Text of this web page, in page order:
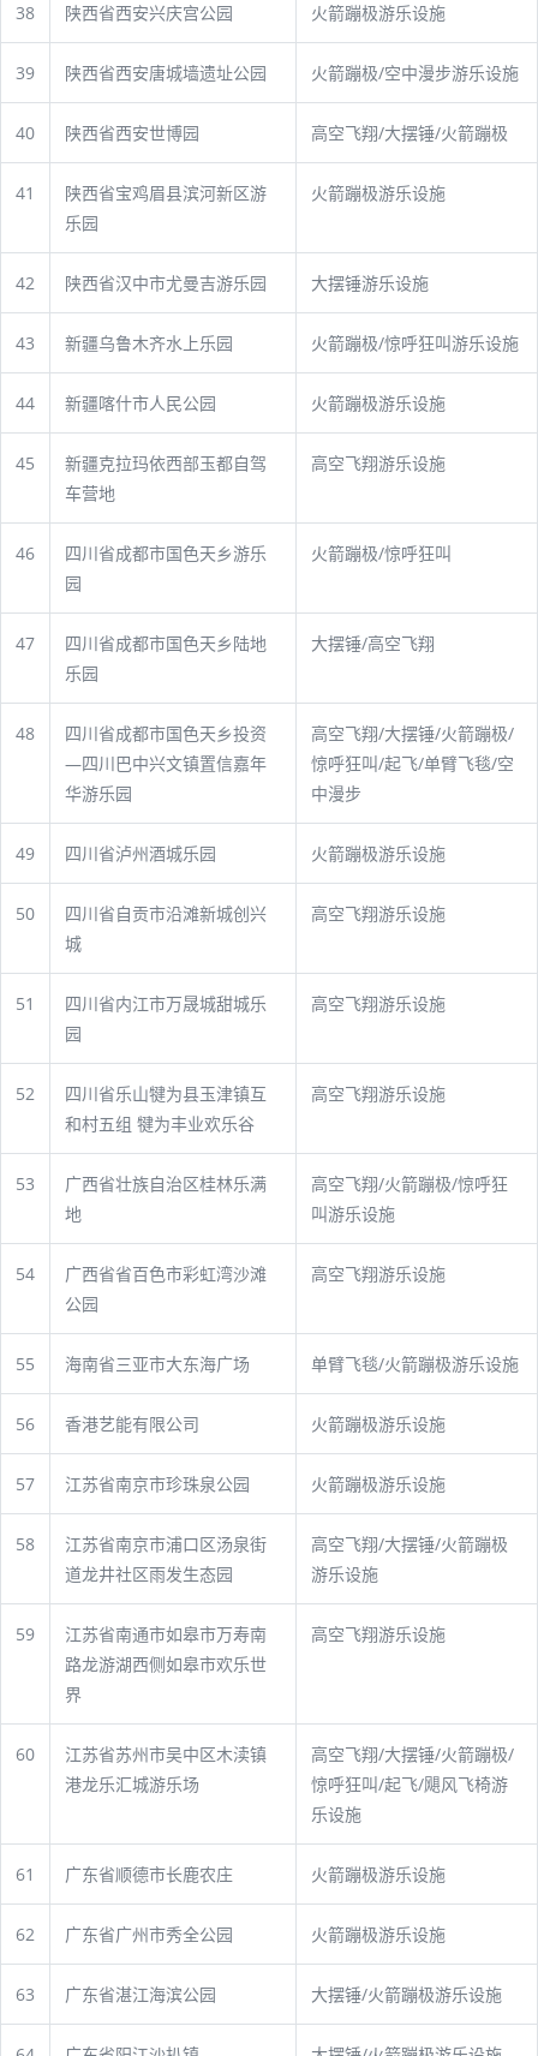
38 陕西省西安兴庆宫公园 火箭蹦极游乐设施
39 陕西省西安唐城墙遗址公园 火箭蹦极/空中漫步游乐设施
40 陕西省西安世博园 高空飞翔/大摆锤/火箭蹦极
41
陕西省宝鸡眉县滨河新区游
乐园
火箭蹦极游乐设施
42 陕西省汉中市尤曼吉游乐园 大摆锤游乐设施
43 新疆乌鲁木齐水上乐园 火箭蹦极/惊呼狂叫游乐设施
44 新疆喀什市人民公园 火箭蹦极游乐设施
45
新疆克拉玛依西部玉都自驾
车营地
高空飞翔游乐设施
46
四川省成都市国色天乡游乐
园
火箭蹦极/惊呼狂叫
47
四川省成都市国色天乡陆地
乐园
大摆锤/高空飞翔
48
四川省成都市国色天乡投资
—四川巴中兴文镇置信嘉年
华游乐园
高空飞翔/大摆锤/火箭蹦极/
惊呼狂叫/起飞/单臂飞毯/空
中漫步
49 四川省泸州酒城乐园 火箭蹦极游乐设施
50
四川省自贡市沿滩新城创兴
城
高空飞翔游乐设施
51
四川省内江市万晟城甜城乐
园
高空飞翔游乐设施
52
四川省乐山犍为县玉津镇互
和村五组 犍为丰业欢乐谷
高空飞翔游乐设施
53
广西省壮族自治区桂林乐满
地
高空飞翔/火箭蹦极/惊呼狂
叫游乐设施
54
广西省省百色市彩虹湾沙滩
公园
高空飞翔游乐设施
55 海南省三亚市大东海广场 单臂飞毯/火箭蹦极游乐设施
56 香港艺能有限公司 火箭蹦极游乐设施
57 江苏省南京市珍珠泉公园 火箭蹦极游乐设施
58
江苏省南京市浦口区汤泉街
道龙井社区雨发生态园
高空飞翔/大摆锤/火箭蹦极
游乐设施
59
江苏省南通市如皋市万寿南
路龙游湖西侧如皋市欢乐世
界
高空飞翔游乐设施
60
江苏省苏州市吴中区木渎镇
港龙乐汇城游乐场
高空飞翔/大摆锤/火箭蹦极/
惊呼狂叫/起飞/飓风飞椅游
乐设施
61 广东省顺德市长鹿农庄 火箭蹦极游乐设施
62 广东省广州市秀全公园 火箭蹦极游乐设施
63 广东省湛江海滨公园 大摆锤/火箭蹦极游乐设施